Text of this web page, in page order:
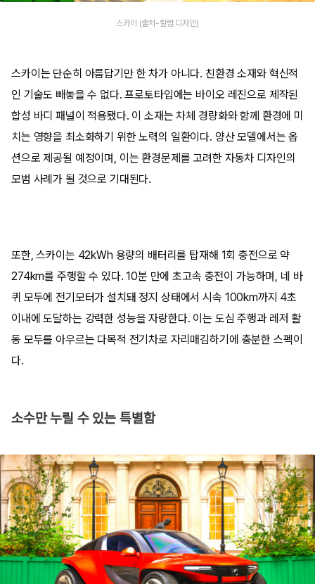
스카이 (출처-칼럼 디자인)
스카이는 단순히 아름답기만 한 차가 아니다. 친환경 소재와 혁신적
인 기술도 빼놓을 수 없다. 프로토타입에는 바이오 레진으로 제작된
합성 바디 패널이 적용됐다. 이 소재는 차체 경량화와 함께 환경에 미
치는 영향을 최소화하기 위한 노력의 일환이다. 양산 모델에서는 옵
션으로 제공될 예정이며, 이는 환경문제를 고려한 자동차 디자인의
모범 사례가 될 것으로 기대된다.
또한, 스카이는 42kWh 용량의 배터리를 탑재해 1회 충전으로 약
274km를 주행할 수 있다. 10분 만에 초고속 충전이 가능하며, 네 바
퀴 모두에 전기모터가 설치돼 정지 상태에서 시속 100km까지 4초
이내에 도달하는 강력한 성능을 자랑한다. 이는 도심 주행과 레저 활
동 모두를 아우르는 다목적 전기차로 자리매김하기에 충분한 스펙이
다.
소수만 누릴 수 있는 특별함